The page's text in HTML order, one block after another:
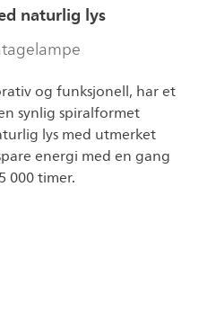
naturlig lys
og funksjonell, har et
synlig spiralformet
lys med utmerket
energi med en gang
000 timer.